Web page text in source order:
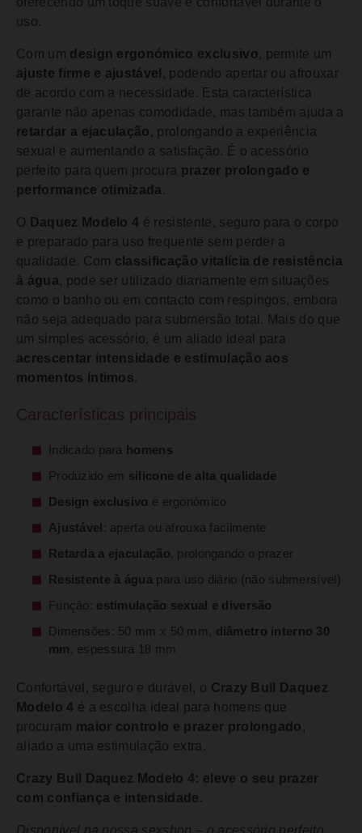
uso.
Com um design ergonómico exclusivo, permite um
ajuste firme e ajustável , podendo apertar ou afrouxar
de acordo com a necessidade. Esta característica
garante não apenas comodidade, mas também ajuda a
retardar a ejaculação , prolongando a experiência
sexual e aumentando a satisfação. É o acessório
perfeito para quem procura prazer prolongado e
performance otimizada .
O Daquez Modelo 4 é resistente, seguro para o corpo
e preparado para uso frequente sem perder a
qualidade. Com classificação vitalícia de resistência
à água, pode ser utilizado diariamente em situações
como o banho ou em contacto com respingos, embora
não seja adequado para submersão total. Mais do que
um simples acessório, é um aliado ideal para
acrescentar intensidade e estimulação aos
momentos íntimos.
Características principais
Indicado para
homens
Produzido em silicone de alta qualidade
Design exclusivo e ergonómico
Ajustável
: aperta ou afrouxa facilmente
Retarda a ejaculação, prolongando o prazer
Resistente à água para uso diário (não submersível)
Função: estimulação sexual e diversão
Dimensões: 50 mm x 50 mm, diâmetro interno 30
mm , espessura 18 mm
Confortável, seguro e durável, o Crazy Bull Daquez
Modelo 4 é a escolha ideal para homens que
procuram maior controlo e prazer prolongado ,
aliado a uma estimulação extra.
Crazy Bull Daquez Modelo 4: eleve o seu prazer
com confiança e intensidade.
Disponível na nossa sexshop – o acessório perfeito